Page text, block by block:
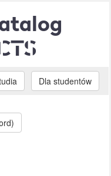
Dla studentów